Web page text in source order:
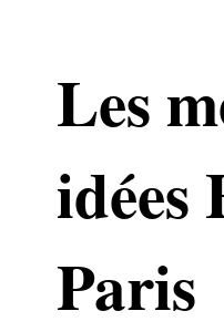
Les
idées
Paris